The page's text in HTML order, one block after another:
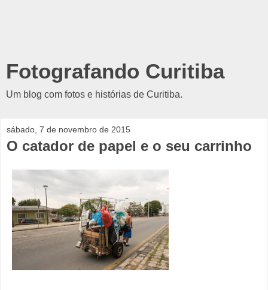
Fotografando Curitiba
Um blog com fotos e histórias de Curitiba.
sábado, 7 de novembro de 2015
O catador de papel e o seu carrinho